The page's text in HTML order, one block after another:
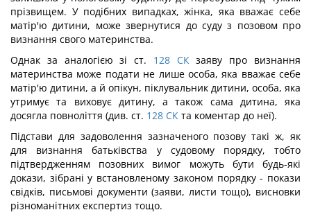
прізвищем. У подібних випадках, жінка, яка вважає себе
матір'ю дитини, може звернутися до суду з позовом про
визнання свого материнства.
Однак за аналогією зі ст. 128 СКзаяву про визнання
материнства може подати не лише особа, яка вважає себе
матір'ю дитини, а й опікун, піклувальник дитини, особа, яка
утримує та виховує дитину, а також сама дитина, яка
досягла повноліття (див. ст. 128 СК та коментар до неї).
Підстави для задоволення зазначеного позову такі ж, як
для визнання батьківства у судовому порядку, тобто
підтвердженням позовних вимог можуть бути будь-які
докази, зібрані у встановленому законом порядку - покази
свідків, письмові документи (заяви, листи тощо), висновки
різноманітних експертиз тощо.